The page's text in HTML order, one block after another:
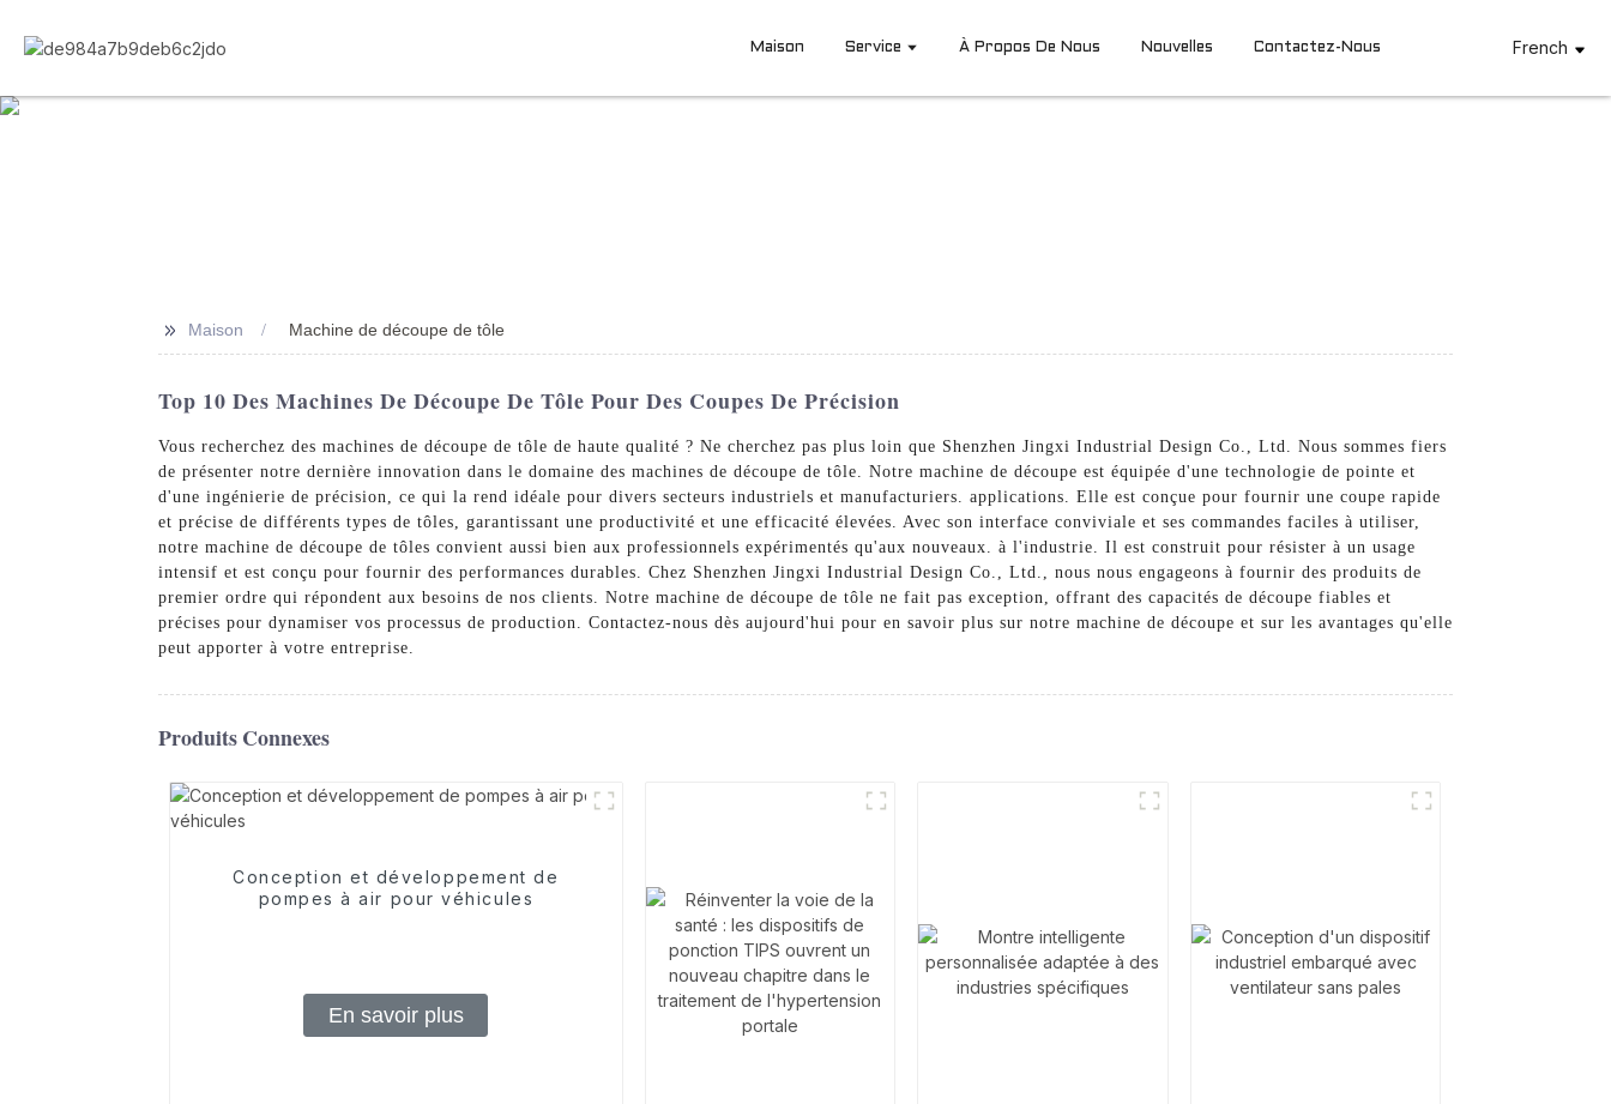
Maison Service À Propos De Nous Nouvelles Contactez-Nous French
>> Maison Machine de découpe de tôle
Top 10 Des Machines De Découpe De Tôle Pour Des Coupes De Précision
Vous recherchez des machines de découpe de tôle de haute qualité ? Ne cherchez pas plus loin que Shenzhen Jingxi Industrial Design Co., Ltd. Nous sommes fiers
de présenter notre dernière innovation dans le domaine des machines de découpe de tôle. Notre machine de découpe est équipée d'une technologie de pointe et
d'une ingénierie de précision, ce qui la rend idéale pour divers secteurs industriels et manufacturiers. applications. Elle est conçue pour fournir une coupe rapide
et précise de différents types de tôles, garantissant une productivité et une efficacité élevées. Avec son interface conviviale et ses commandes faciles à utiliser,
notre machine de découpe de tôles convient aussi bien aux professionnels expérimentés qu'aux nouveaux. à l'industrie. Il est construit pour résister à un usage
intensif et est conçu pour fournir des performances durables. Chez Shenzhen Jingxi Industrial Design Co., Ltd., nous nous engageons à fournir des produits de
premier ordre qui répondent aux besoins de nos clients. Notre machine de découpe de tôle ne fait pas exception, offrant des capacités de découpe fiables et
précises pour dynamiser vos processus de production. Contactez-nous dès aujourd'hui pour en savoir plus sur notre machine de découpe et sur les avantages qu'elle
peut apporter à votre entreprise.
Produits Connexes
Conception et développement de
pompes à air pour véhicules
En savoir plus